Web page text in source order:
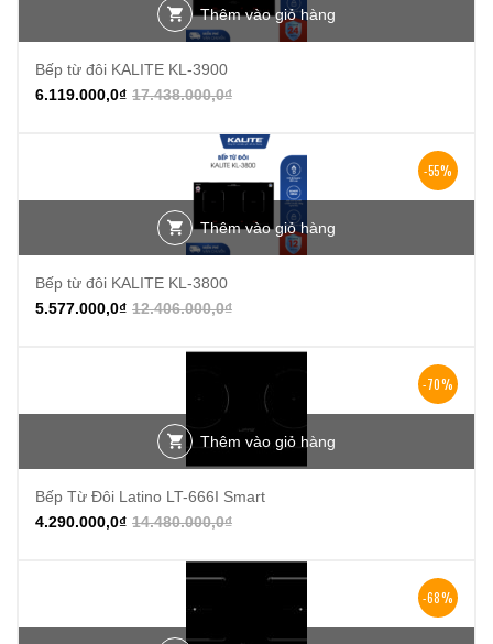
Thêm vào giỏ hàng
Bếp từ đôi KALITE KL-3900
17.438.000,0₫
6.119.000,0₫
-55%
Thêm vào giỏ hàng
Bếp từ đôi KALITE KL-3800
12.406.000,0₫
5.577.000,0₫
-70%
Thêm vào giỏ hàng
Bếp Từ Đôi Latino LT-666I Smart
14.480.000,0₫
4.290.000,0₫
-68%